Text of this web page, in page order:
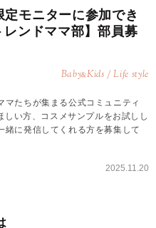
モニターに参加でき
ンドママ部】部員募
Baby&Kids / Life style
たちが集まる公式コミュニティ
い方、コスメサンプルをお試しし
緒に発信してくれる方を募集して
2025.11.20